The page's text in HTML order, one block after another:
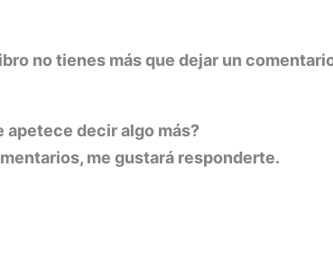
no tienes más que dejar un
apetece decir algo más?
me gustará responderte.